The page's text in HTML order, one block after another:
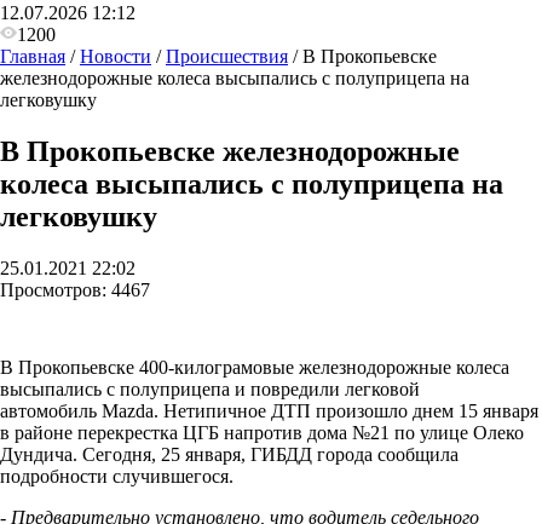
12.07.2026 12:12
1200
Главная /Новости /Происшествия /В Прокопьевске
железнодорожные колеса высыпались с полуприцепа на
легковушку
В Прокопьевске железнодорожные
колеса высыпались с полуприцепа на
легковушку
25.01.2021 22:02
Просмотров: 4467
В Прокопьевске 400-килограмовые железнодорожные колеса
высыпались с полуприцепа и повредили легковой
автомобиль Mazda. Нетипичное ДТП произошло днем 15 января
в районе перекрестка ЦГБ напротив дома №21 по улице Олеко
Дундича. Сегодня, 25 января, ГИБДД города сообщила
подробности случившегося.
- Предварительно установлено, что водитель седельного